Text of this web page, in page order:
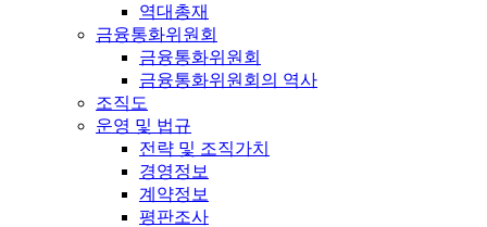
역대총재
금융통화위원회
금융통화위원회
금융통화위원회의 역사
조직도
운영 및 법규
전략 및 조직가치
경영정보
계약정보
평판조사